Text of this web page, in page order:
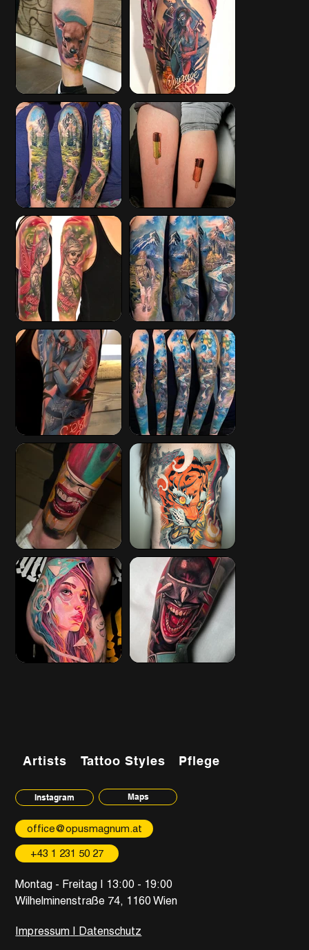
Montag - Freitag | 13:00 - 19:00
Wilhelminenstraße 74, 1160 Wien
Instagram Maps
Impressum | Datenschutz
office@opusmagnum.at
+43 1 231 50 27
Artists Tattoo Styles Pflege